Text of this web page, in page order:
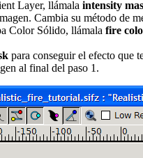
Layer, llámala intensity
Cambia su método de
Color Sólido, llámala fire
para conseguir el efecto que
al final del paso 1.